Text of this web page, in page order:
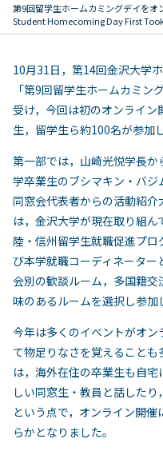
第9回留学生ホームカミングデイをオ
Student Homecoming Day First
10月31日，第14回金沢大学
「第9回留学生ホームカミン
受け，今回は初のオンライ
生，留学生ら約100名が参加
第一部では，山崎光悦学長
学卒業生のブシマキン・バ
同窓会代表者からの活動紹
は，金沢大学が現在取り組
陸・信州留学生就職促進プ
び本学就職コーディネータ
会別の歓談ルーム，多国籍
味のあるルームを選択し参加
今年は多くのイベントがオ
て物足りなさを覚えること
は，海外在住の卒業生も自
しい同窓生・教員と話した
という点で，オンライン開
らかとなりました。